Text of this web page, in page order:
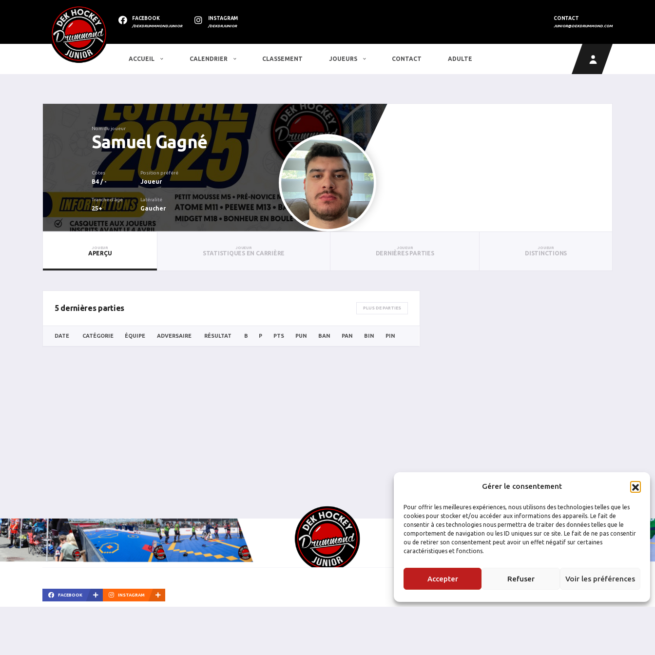
Gérer le consentement
Pour offrir les meilleures expériences, nous utilisons des technologies telles que les
cookies pour stocker et/ou accéder aux informations des appareils. Le fait de
consentir à ces technologies nous permettra de traiter des données telles que le
comportement de navigation ou les ID uniques sur ce site. Le fait de ne pas consentir
ou de retirer son consentement peut avoir un effet négatif sur certaines
caractéristiques et fonctions.
Accepter Refuser Voir les préférences
FACEBOOK
/DEKDRUMMMONDJUNIOR
INSTAGRAM
/DEKDRJUNIOR
CONTACT
JUNIOR@DEKDRUMMOND.COM
ACCUEIL CALENDRIER CLASSEMENT JOUEURS CONTACT ADULTE
Nom du joueur
Samuel Gagné
Cotes
B4 / -
Position préféré
Joueur
Tranche d'âge
25+
Latéralité
Gaucher
JOUEUR
APERÇU
JOUEUR
STATISTIQUES EN CARRIÈRE
JOUEUR
DERNIÈRES PARTIES
JOUEUR
DISTINCTIONS
5 dernières parties PLUS DE PARTIES
DATE CATÉGORIE ÉQUIPE ADVERSAIRE RÉSULTAT B P PTS PUN BAN PAN BIN PIN
FACEBOOK INSTAGRAM